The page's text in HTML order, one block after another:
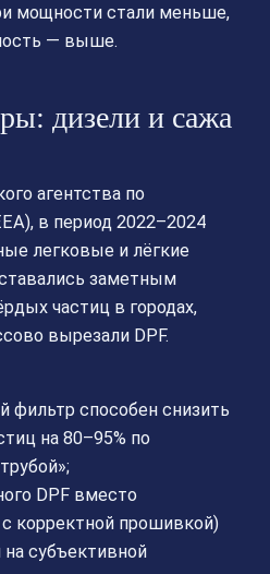
мощности стали меньше,
— выше.
дизели и сажа
агентства по
в период 2022–2024
легковые и лёгкие
заметным
частиц в городах,
вырезали DPF.
способен снизить
на 80–95% по
DPF вместо
корректной прошивкой)
на субъективной